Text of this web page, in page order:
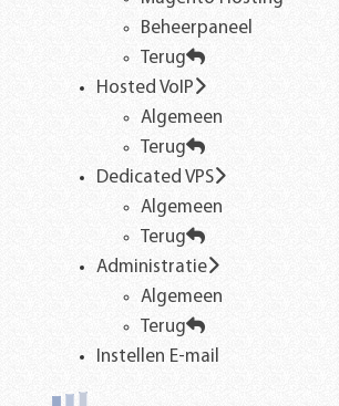
Beheerpaneel
Terug
Hosted VoIP
Algemeen
Terug
Dedicated VPS
Algemeen
Terug
Administratie
Algemeen
Terug
Instellen E-mail